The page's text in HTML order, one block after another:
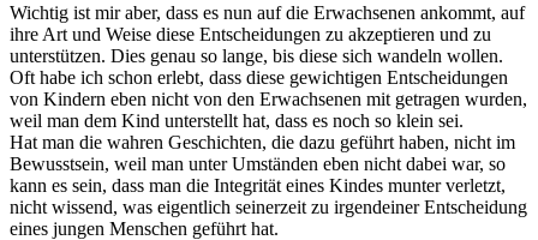
Wichtig ist mir aber, dass es nun auf die Erwachsenen ankommt, auf
ihre Art und Weise diese Entscheidungen zu akzeptieren und zu
unterstützen. Dies genau so lange, bis diese sich wandeln wollen.
Oft habe ich schon erlebt, dass diese gewichtigen Entscheidungen
von Kindern eben nicht von den Erwachsenen mit getragen wurden,
weil man dem Kind unterstellt hat, dass es noch so klein sei.
Hat man die wahren Geschichten, die dazu geführt haben, nicht im
Bewusstsein, weil man unter Umständen eben nicht dabei war, so
kann es sein, dass man die Integrität eines Kindes munter verletzt,
nicht wissend, was eigentlich seinerzeit zu irgendeiner Entscheidung
eines jungen Menschen geführt hat.